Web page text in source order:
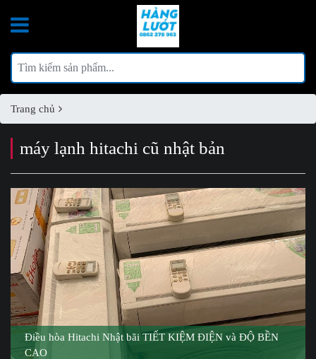
Trang chủ
máy lạnh hitachi cũ nhật bản
Điều hòa Hitachi Nhật bãi TIẾT KIỆM ĐIỆN và ĐỘ BỀN
CAO